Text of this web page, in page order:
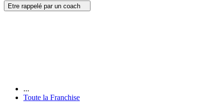
Etre rappelé par un coach
...
Toute la Franchise